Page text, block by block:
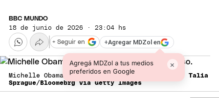
BBC MUNDO
18 de junio de 2026 · 23:04 hs
+Agregar MDZol en
Agregá MDZol a tus medios
preferidos en Google
×
+ Seguir en
Michelle Obama pronunció un emotivo discurso. Talia
Sprague/Bloomebrg via Getty Images